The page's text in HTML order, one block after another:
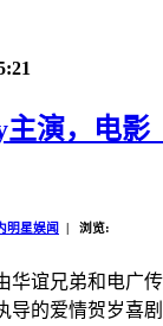
主演，电
明星娱闻 | 浏览:
华谊兄弟和电广
导的爱情贺岁喜